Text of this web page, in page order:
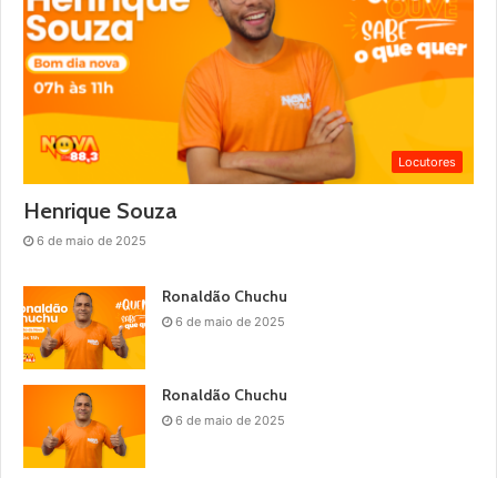
Locutores
Henrique Souza
6 de maio de 2025
Ronaldão Chuchu
6 de maio de 2025
Ronaldão Chuchu
6 de maio de 2025